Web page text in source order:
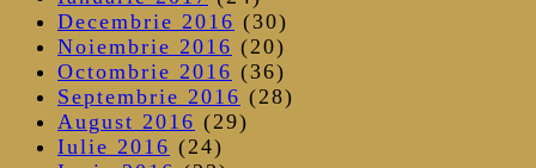
Decembrie 2016 (30)
Noiembrie 2016 (20)
Octombrie 2016 (36)
Septembrie 2016 (28)
August 2016 (29)
Iulie 2016 (24)